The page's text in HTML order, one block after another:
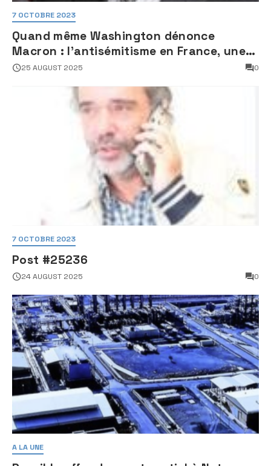
7 OCTOBRE 2023
Quand même Washington dénonce
Macron : l’antisémitisme en France, une
faillite d’État
25 AUGUST 2025 0
7 OCTOBRE 2023
Post #25236
24 AUGUST 2025 0
A LA UNE